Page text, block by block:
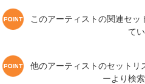
このアーティストの関連セ
て
他のアーティストのセット
ーより検